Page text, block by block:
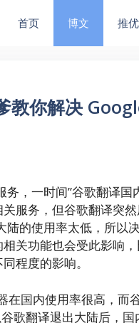
首页 博文 推
教你解决
，一时间”谷歌翻译
服务，但谷歌翻译突
的使用率太低，所以
关功能也会受此影响
程度的影响。
国内使用率很高，而
歌翻译退出大陆后，